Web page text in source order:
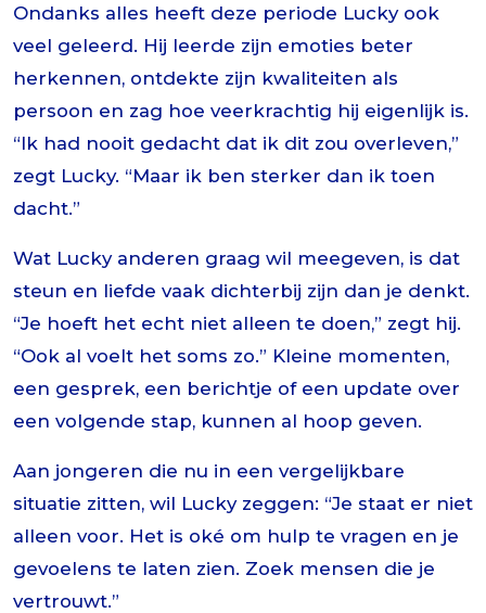
Ondanks alles heeft deze periode Lucky ook
veel geleerd. Hij leerde zijn emoties beter
herkennen, ontdekte zijn kwaliteiten als
persoon en zag hoe veerkrachtig hij eigenlijk is.
“Ik had nooit gedacht dat ik dit zou overleven,”
zegt Lucky. “Maar ik ben sterker dan ik toen
dacht.”
Wat Lucky anderen graag wil meegeven, is dat
steun en liefde vaak dichterbij zijn dan je denkt.
“Je hoeft het echt niet alleen te doen,” zegt hij.
“Ook al voelt het soms zo.” Kleine momenten,
een gesprek, een berichtje of een update over
een volgende stap, kunnen al hoop geven.
Aan jongeren die nu in een vergelijkbare
situatie zitten, wil Lucky zeggen: “Je staat er niet
alleen voor. Het is oké om hulp te vragen en je
gevoelens te laten zien. Zoek mensen die je
vertrouwt.”